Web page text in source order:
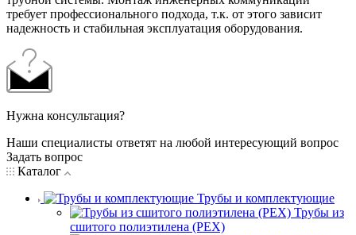
требует профессионального подхода, т.к. от этого зависит
надежность и стабильная эксплуатация оборудования.
Нужна консультация?
Наши специалисты ответят на любой интересующий вопрос
Задать вопрос
Каталог
Трубы и комплектующие
Трубы из
сшитого полиэтилена (PEX)